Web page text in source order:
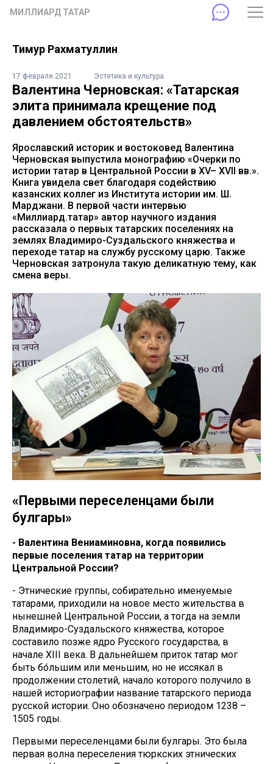
МИЛЛИАРД ТАТАР
Тимур Рахматуллин
17 февраля 2021 Эстетика и культура
Валентина Черновская: «Татарская
элита принимала крещение под
давлением обстоятельств»
Ярославский историк и востоковед Валентина
Черновская выпустила монографию «Очерки по
истории татар в Центральной России в XV– XVII вв.».
Книга увидела свет благодаря содействию
казанских коллег из Института истории им. Ш.
Марджани. В первой части интервью
«Миллиард.татар» автор научного издания
рассказала о первых татарских поселениях на
землях Владимиро-Суздальского княжества и
переходе татар на службу русскому царю. Также
Черновская затронула такую деликатную тему, как
смена веры.
«Первыми переселенцами были
булгары»
- Валентина Вениаминовна, когда появились
первые поселения татар на территории
Центральной России?
- Этнические группы, собирательно именуемые
татарами, приходили на новое место жительства в
нынешней Центральной России, а тогда на земли
Владимиро-Суздальского княжества, которое
составило позже ядро Русского государства, в
начале XIII века. В дальнейшем приток татар мог
быть бо́льшим или меньшим, но не иссякал в
продолжении столетий, начало которого получило в
нашей историографии название татарского периода
русской истории. Оно обозначено периодом 1238 –
1505 годы.
Первыми переселенцами были булгары. Это была
первая волна переселения тюркских этнических